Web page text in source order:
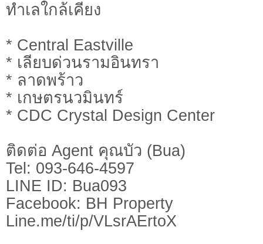
ทำเลใกล้เคียง
* Central Eastville
* เลียบด่วนรามอินทรา
* ลาดพร้าว
* เกษตรนวมินทร์
* CDC Crystal Design Center
ติดต่อ Agent คุณบัว (Bua)
Tel: 093-646-4597
LINE ID: Bua093
Facebook: BH Property
Line.me/ti/p/VLsrAErtoX